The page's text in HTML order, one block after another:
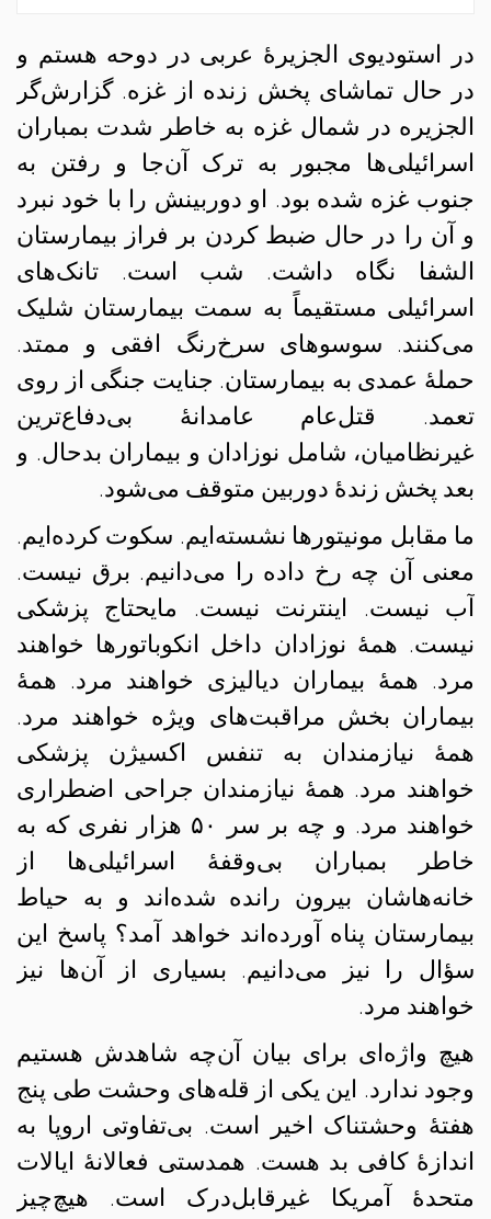
در استودیوی الجزیرهٔ عربی در دوحه هستم و
در حال تماشای پخش زنده از غزه. گزارش‌گر
الجزیره در شمال غزه به خاطر شدت بمباران
اسرائیلی‌ها مجبور به ترک آن‌جا و رفتن به
جنوب غزه شده بود. او دوربینش را با خود نبرد
و آن را در حال ضبط کردن بر فراز بیمارستان
الشفا نگاه داشت. شب است. تانک‌های
اسرائیلی مستقیماً به سمت بیمارستان شلیک
می‌کنند. سوسوهای سرخ‌رنگ افقی و ممتد.
حملهٔ عمدی به بیمارستان. جنایت جنگی از روی
تعمد. قتل‌عام عامدانهٔ بی‌دفاع‌ترین
غیرنظامیان، شامل نوزادان و بیماران بدحال. و
بعد پخش زندهٔ دوربین متوقف می‌شود.
ما مقابل مونیتورها نشسته‌ایم. سکوت کرده‌ایم.
معنی آن چه رخ داده را می‌دانیم. برق نیست.
آب نیست. اینترنت نیست. مایحتاج پزشکی
نیست. همهٔ نوزادان داخل انکوباتورها خواهند
مرد. همهٔ بیماران دیالیزی خواهند مرد. همهٔ
بیماران بخش مراقبت‌های ویژه خواهند مرد.
همهٔ نیازمندان به تنفس اکسیژن پزشکی
خواهند مرد. همهٔ نیازمندان جراحی اضطراری
خواهند مرد. و چه بر سر‌ ۵۰ هزار نفری که به
خاطر بمباران بی‌وقفهٔ اسرائیلی‌ها از
خانه‌هاشان بیرون رانده شده‌اند و به حیاط
بیمارستان پناه آورده‌اند خواهد آمد؟ پاسخ این
سؤال را نیز می‌دانیم. بسیاری از آن‌ها نیز
خواهند مرد.
هیچ واژه‌ای برای بیان آن‌چه شاهدش هستیم
وجود ندارد. این یکی از قله‌های وحشت طی پنج
هفتهٔ وحشتناک اخیر است. بی‌تفاوتی اروپا به
اندازهٔ کافی بد هست. همدستی فعالانهٔ ایالات
متحدهٔ آمریکا غیرقابل‌درک است. هیچ‌چیز